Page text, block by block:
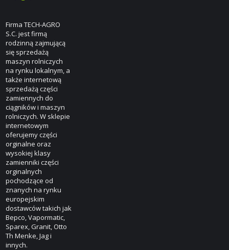
Firma TECH-AGRO
S.C. jest firmą
rodzinną zajmującą
się sprzedażą
maszyn rolniczych
na rynku lokalnym, a
także internetową
sprzedażą części
zamiennych do
ciągników i maszyn
rolniczych. W sklepie
internetowym
oferujemy części
orginalne oraz
wysokiej klasy
zamienniki części
orginalnych
pochodzące od
znanych na rynku
europejskim
dostawców takich jak
Bepco, Vapormatic,
Sparex, Granit, Otto
Th Menke, Jag i
innych.